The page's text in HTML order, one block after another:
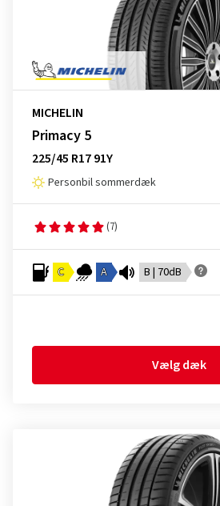
MICHELIN
Primacy 5
225/45 R17 91Y
Personbil sommerdæk
(7)
C A B | 70dB
Vælg dæk